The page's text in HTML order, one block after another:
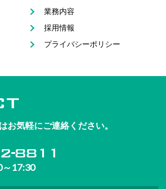
業務内容
採用情報
プライバシーポリシー
お気軽にご連絡ください。
8811
～17:30